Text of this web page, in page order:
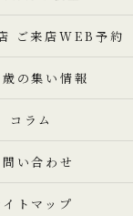
ご来店WEB予約
の集い情報
コラム
い合わせ
トマップ